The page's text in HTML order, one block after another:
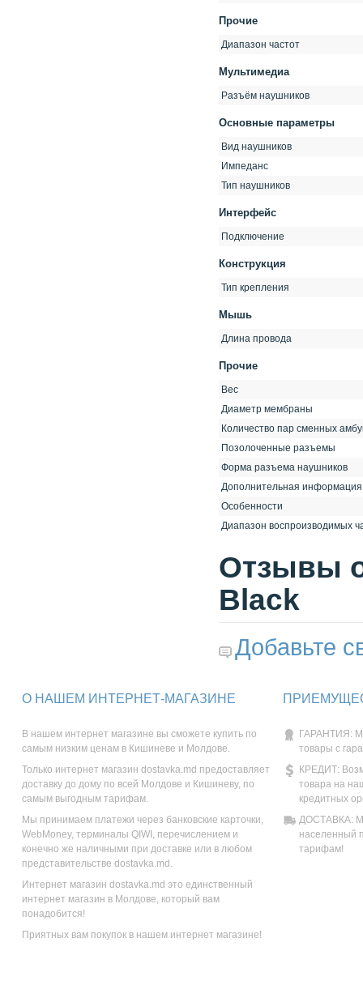
Прочие
Диапазон частот
Мультимедиа
Разъём наушников
Основные параметры
Вид наушников
Импеданс
Тип наушников
Интерфейс
Подключение
Конструкция
Тип крепления
Мышь
Длина провода
Прочие
Вес
Диаметр мембраны
Количество пар сменных
Позолоченные разъемы
Форма разъема наушников
Дополнительная информация
Особенности
Диапазон воспроизводимых
Отзывы о
Black
Добавьте
О НАШЕМ ИНТЕРНЕТ-МАГАЗИНЕ
В нашем интернет магазине вы сможете купить по
самым низким ценам в Кишиневе и Молдове.
Только интернет магазин dostavka.md предоставляет
доставку до дому по всей Молдове и Кишиневу, по
самым выгодным тарифам.
Мы принимаем платежи через банковские карточки,
WebMoney, терминалы QIWI, перечислением и
конечно же наличными при доставке или в любом
представительстве dostavka.md.
Интернет магазин dostavka.md это единственный
интернет магазин в Молдове, который вам
понадобится!
Приятных вам покупок в нашем интернет магазине!
ГАРАНТИЯ:
товары с
КРЕДИТ:
товара на
кредитных
ДОСТАВКА:
населенный
тарифам!